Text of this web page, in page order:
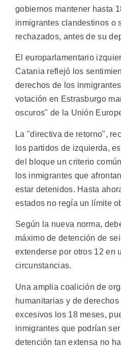
gobiernos mantener hasta
inmigrantes clandestinos o
rechazados, antes de su
El europarlamentario
Catania reflejó los
derechos de los
votación en Estrasburgo
oscuros" de la Unión
La "directiva de retorno",
los partidos de izquierda,
del bloque un criterio
los inmigrantes que
estar detenidos. Hasta
estados no regía un límite
Según la nueva norma,
máximo de detención de
extenderse por otros 12 en
circunstancias.
Una amplia coalición de
humanitarias y de
excesivos los 18 meses,
inmigrantes que podrían
detención tan extensa no